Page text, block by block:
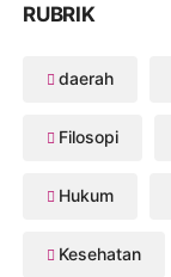
RUBRIK
daerah
Filosopi
Hukum
Kesehatan